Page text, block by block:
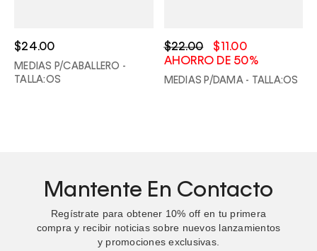
$24.00
MEDIAS P/CABALLERO -
TALLA:OS
$22.00
$11.00
AHORRO DE 50%
MEDIAS P/DAMA - TALLA:OS
Mantente En Contacto
Regístrate para obtener 10% off en tu primera
compra y recibir noticias sobre nuevos lanzamientos
y promociones exclusivas.